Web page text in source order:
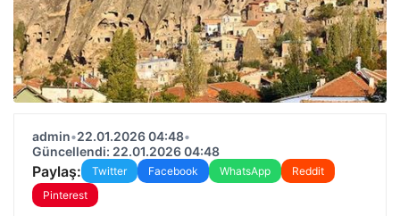
admin•22.01.2026 04:48•
Güncellendi: 22.01.2026 04:48
Paylaş: Twitter Facebook WhatsApp
Reddit
Pinterest